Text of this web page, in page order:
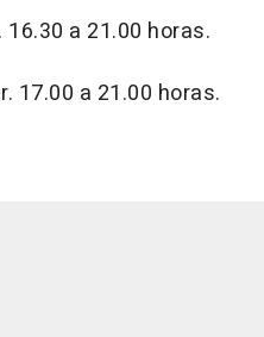
a 21.00 horas.
17.00 a 21.00 horas.